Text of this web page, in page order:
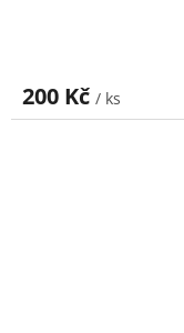
200 Kč / ks